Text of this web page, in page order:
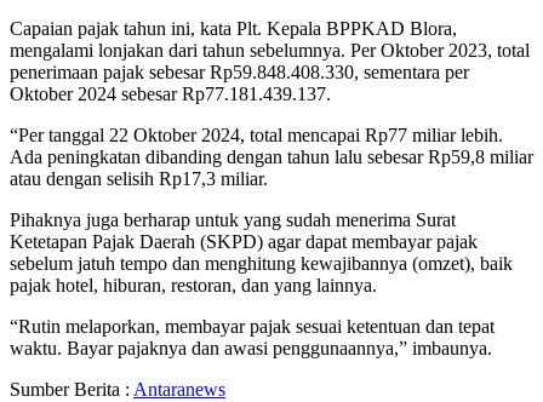
Capaian pajak tahun ini, kata Plt. Kepala BPPKAD Blora,
mengalami lonjakan dari tahun sebelumnya. Per Oktober 2023, total
penerimaan pajak sebesar Rp59.848.408.330, sementara per
Oktober 2024 sebesar Rp77.181.439.137.
“Per tanggal 22 Oktober 2024, total mencapai Rp77 miliar lebih.
Ada peningkatan dibanding dengan tahun lalu sebesar Rp59,8 miliar
atau dengan selisih Rp17,3 miliar.
Pihaknya juga berharap untuk yang sudah menerima Surat
Ketetapan Pajak Daerah (SKPD) agar dapat membayar pajak
sebelum jatuh tempo dan menghitung kewajibannya (omzet), baik
pajak hotel, hiburan, restoran, dan yang lainnya.
“Rutin melaporkan, membayar pajak sesuai ketentuan dan tepat
waktu. Bayar pajaknya dan awasi penggunaannya,” imbaunya.
Sumber Berita : Antaranews